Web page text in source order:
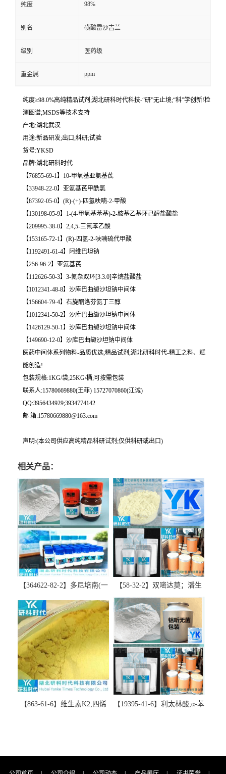
纯度 98%
别名 磺酸雷沙吉兰
级别 医药级
重金属 ppm
纯度≥98.0%高纯精品试剂;湖北研科时代科技-“研”无止境;“科”学创新!检
测图谱;MSDS等技术支持
产地:湖北武汉
用途:新品研发;出口;科研;试验
货号:YKSD
品牌:湖北研科时代
【76855-69-1】10-甲氧基亚氨基芪
【33948-22-0】亚氨基芪甲酰氯
【87392-05-0】(R)-(+)-四氢呋喃-2-甲酸
【130198-05-9】1-(4-甲氧基苯基)-2-胺基乙基环己醇盐酸盐
【209995-38-0】2,4,5-三氟苯乙酸
【153165-72-1】(R)-四氢-2-呋喃硫代甲酸
【1192491-61-4】阿维巴坦钠
【256-96-2】亚氨基芪
【112626-50-3】3-氮杂双环[3.3.0]辛烷盐酸盐
【1012341-48-8】沙库巴曲缬沙坦钠中间体
【156604-79-4】右旋酮洛芬氨丁三醇
【1012341-50-2】沙库巴曲缬沙坦钠中间体
【1426129-50-1】沙库巴曲缬沙坦钠中间体
【149690-12-0】沙库巴曲缬沙坦钠中间体
医药中间体系列物料-品质优选;精品试剂;湖北研科时代-精工之料、赋
能创造!
包装规格:1KG/袋;25KG/桶;可按需包装
联系人:15780669880(王菲) 15727070860(江诚)
QQ:3956434929;3934774142
邮 箱:15780669880@163.com
声明:(本公司供应高纯精品科研试剂;仅供科研或出口)
相关产品：
【364622-82-2】多尼培南(一
精品科研试剂-湖北研科时代
科技-“研”无止境;“科”学创
新！支持三方验证；支持定
制；检测图谱；MSDS等技术
支持！
【58-32-2】双嘧达莫；潘生
丁-精品科研试剂-湖北研科时
代科技-“研”无止境;“科”学创
新！支持三方验证；支持定
制；检测图谱；MSDS等技术
支持！
【863-61-6】维生素K2;四烯
方验证 -业务咨询联系-王菲
【19395-41-6】利太林酸;α-苯
持三方验证；支持定制；检